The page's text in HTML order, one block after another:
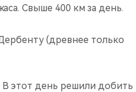
Свыше 400 км за день.
(древнее только
В этот день решили добить